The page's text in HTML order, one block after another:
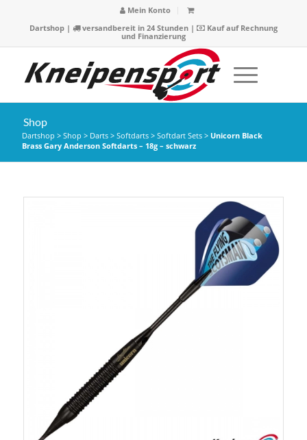
Mein Konto
Dartshop| versandbereit in 24 Stunden |
Kauf auf Rechnung
und Finanzierung
Shop
Dartshop > Shop > Darts> Softdarts> Softdart Sets> Unicorn Black
Brass Gary Anderson Softdarts – 18g – schwarz